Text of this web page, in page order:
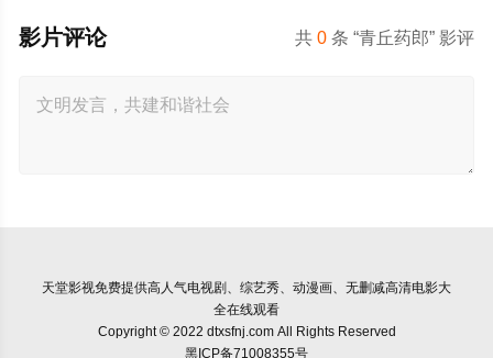
共0 条 “青丘药郎” 影评
影片评论
天堂影视免费提供高人气电视剧、综艺秀、动漫画、无删减高清电影大
全在线观看
Copyright © 2022 dtxsfnj.com All Rights Reserved
黑ICP备71008355号